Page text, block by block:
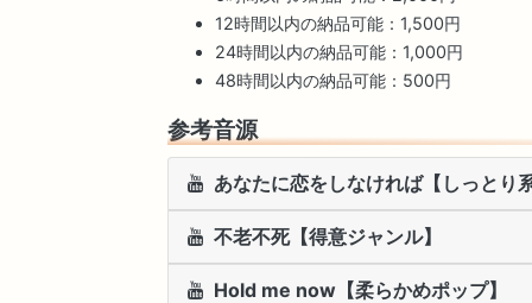
12時間以内の納品可能：1,500円
24時間以内の納品可能：1,000円
48時間以内の納品可能：500円
参考音源
あなたに恋をしなければ【しっとり
不老不死【得意ジャンル】
Hold me now【柔らかめポップ】